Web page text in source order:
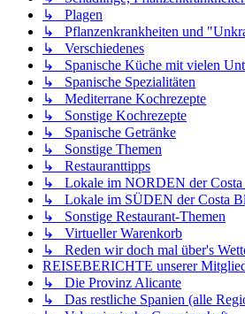
↳ Plagen
↳ Pflanzenkrankheiten und
↳ Verschiedenes
↳ Spanische Küche mit vielen
↳ Spanische Spezialitäten
↳ Mediterrane Kochrezepte
↳ Sonstige Kochrezepte
↳ Spanische Getränke
↳ Sonstige Themen
↳ Restauranttipps
↳ Lokale im NORDEN der Costa
↳ Lokale im SÜDEN der Costa
↳ Sonstige Restaurant-Themen
↳ Virtueller Warenkorb
↳ Reden wir doch mal über's
REISEBERICHTE unserer
↳ Die Provinz Alicante
↳ Das restliche Spanien (alle